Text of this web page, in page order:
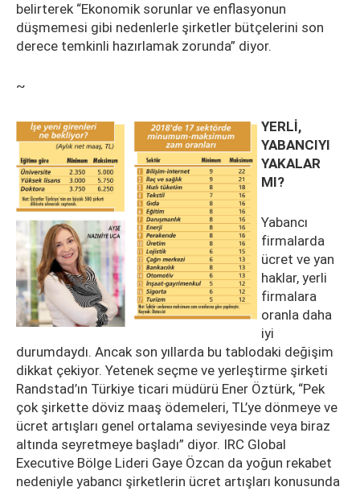
belirterek “Ekonomik sorunlar ve enflasyonun
düşmemesi gibi nedenlerle şirketler bütçelerini son
derece temkinli hazırlamak zorunda” diyor.
~
YERLİ,
YABANCIYI
YAKALAR
MI?
Yabancı
firmalarda
ücret ve yan
haklar, yerli
firmalara
oranla daha
iyi
durumdaydı. Ancak son yıllarda bu tablodaki değişim
dikkat çekiyor. Yetenek seçme ve yerleştirme şirketi
Randstad’ın Türkiye ticari müdürü Ener Öztürk, “Pek
çok şirkette döviz maaş ödemeleri, TL’ye dönmeye ve
ücret artışları genel ortalama seviyesinde veya biraz
altında seyretmeye başladı” diyor. IRC Global
Executive Bölge Lideri Gaye Özcan da yoğun rekabet
nedeniyle yabancı şirketlerin ücret artışları konusunda